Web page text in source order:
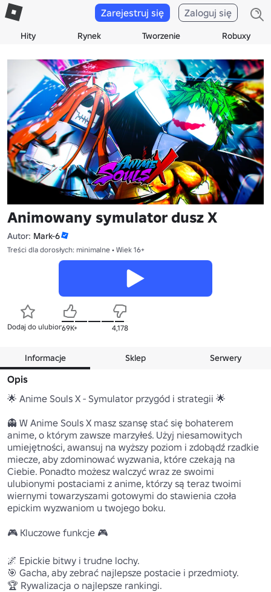
Hity Rynek Tworzenie Robuxy
Zarejestruj się Zaloguj się
Animowany symulator dusz X
Autor: Mark-6
Treści dla dorosłych: minimalne • Wiek 16+
Dodaj do ulubionych
69K+ 4,178
Informacje Sklep Serwery
Opis
🌟 Anime Souls X - Symulator przygód i strategii 🌟
👻 W Anime Souls X masz szansę stać się bohaterem
anime, o którym zawsze marzyłeś. Użyj niesamowitych
umiejętności, awansuj na wyższy poziom i zdobądź rzadkie
miecze, aby zdominować wyzwania, które czekają na
Ciebie. Ponadto możesz walczyć wraz ze swoimi
ulubionymi postaciami z anime, którzy są teraz twoimi
wiernymi towarzyszami gotowymi do stawienia czoła
epickim wyzwaniom u twojego boku.
🎮 Kluczowe funkcje 🎮
🌌 Epickie bitwy i trudne lochy.
🎯 Gacha, aby zebrać najlepsze postacie i przedmioty.
🏆 Rywalizacja o najlepsze rankingi.